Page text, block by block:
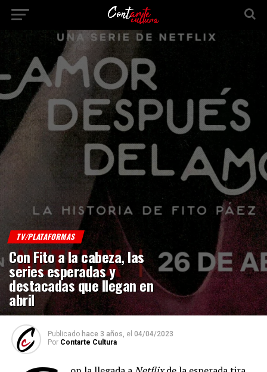
TV/PLATAFORMAS
Con Fito a la cabeza, las
series esperadas y
destacadas que llegan en
abril
Publicado hace 3 años, el 04/04/2023
Por Contarte Cultura